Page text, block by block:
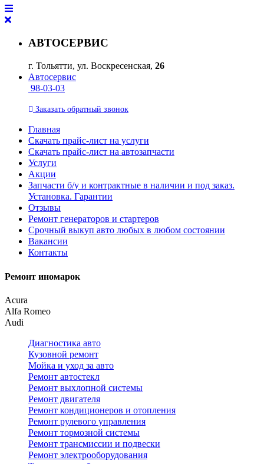
АВТОСЕРВИС
г. Тольятти, ул. Воскресенская, 26
Автосервис
98-03-03
Заказать обратный звонок
Главная
Скачать прайс-лист на услуги
Скачать прайс-лист на автозапчасти
Услуги
Акции
Запчасти б/у и контрактные в наличии и под заказ.
Установка. Гарантии
Отзывы
Ремонт генераторов и стартеров
Cрочный выкуп авто любых в любом состоянии
Вакансии
Контакты
Ремонт иномарок
Acura
Alfa Romeo
Audi
Диагностика авто
Кузовной ремонт
Мойка и уход за авто
Ремонт автостекл
Ремонт выхлопной системы
Ремонт двигателя
Ремонт кондиционеров и отопления
Ремонт рулевого управления
Ремонт тормозной системы
Ремонт трансмиссии и подвески
Ремонт электрооборудования